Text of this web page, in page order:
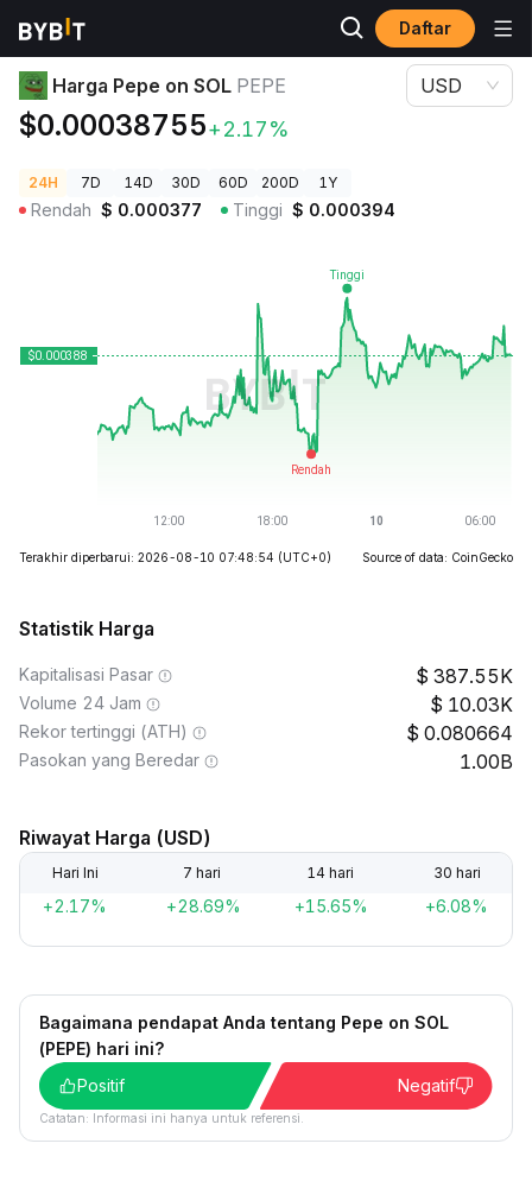
Daftar
Harga Kripto
Harga Pepe on SOL PEPE
$0.00038755+2.17%
USD
24H 7D 14D 30D 60D 200D 1Y
Rendah $ 0.000377 Tinggi $ 0.000394
Terakhir diperbarui: 2026-08-10 07:48:54 (UTC+0) Source of data: CoinGecko
Statistik Harga
Kapitalisasi Pasar 387.55K
Volume 24 Jam 10.03K
Rekor tertinggi (ATH) 0.080664
Pasokan yang Beredar 1.00B
Riwayat Harga (USD)
Hari Ini 7 hari 14 hari 30 hari
+2.17% +28.69% +15.65% +6.08%
Bagaimana pendapat Anda tentang Pepe on SOL
(PEPE) hari ini?
Positif
Negatif
Catatan: Informasi ini hanya untuk referensi.